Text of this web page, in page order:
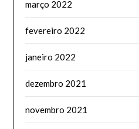
março 2022
fevereiro 2022
janeiro 2022
dezembro 2021
novembro 2021